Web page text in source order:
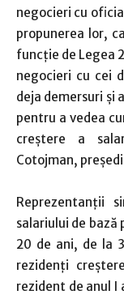
negocieri cu
propunerea lor,
funcţie de Legea
negocieri cu cei
deja demersuri şi
pentru a vedea
creştere a
Cotojman,
Reprezentanţii
salariului de bază
20 de ani, de la
rezidenţi
rezident de anul I